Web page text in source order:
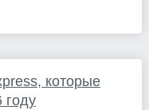
которые
году